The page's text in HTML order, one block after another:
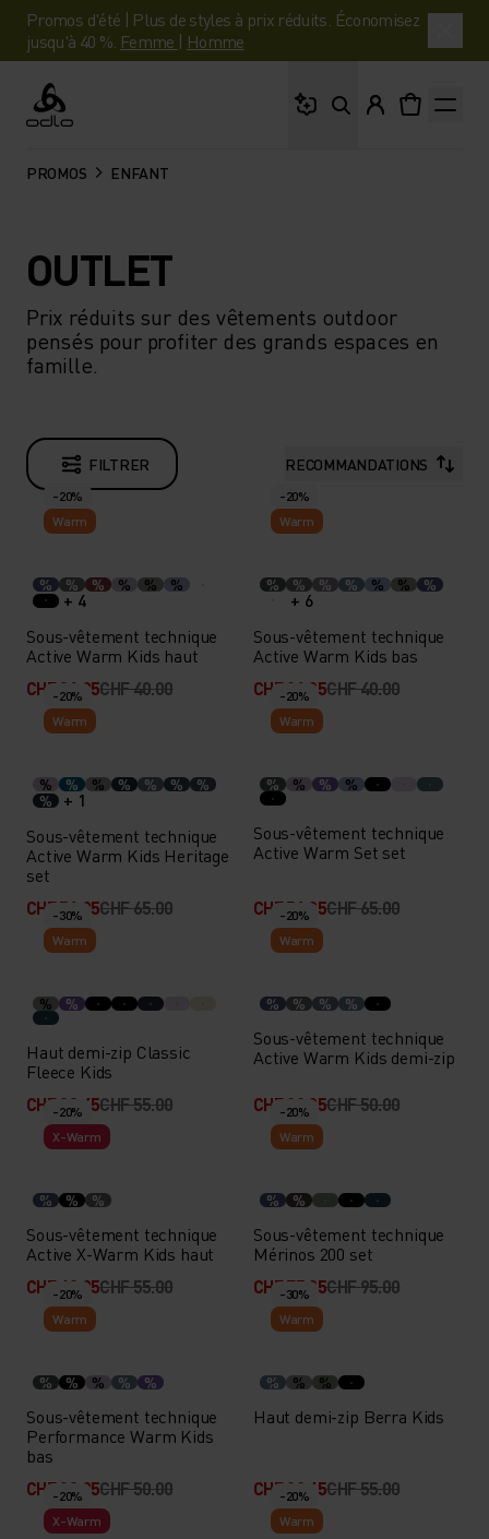
Promos d'été | Plus de styles à prix réduits. Économisez
jusqu'à 40 %. Femme | Homme
Odlo
PROMOS ENFANT
OUTLET
Prix réduits sur des vêtements outdoor
pensés pour profiter des grands espaces en
famille.
FILTRER RECOMMANDATIONS
-20%
Warm
% % % % % %
+ 4
Sous-vêtement technique
Active Warm Kids haut
CHF 31.95CHF 40.00
-20%
Warm
% % % % % % %
+ 6
Sous-vêtement technique
Active Warm Kids bas
CHF 31.95CHF 40.00
-20%
Warm
% % % % % %
%
%
+ 1
Sous-vêtement technique
Active Warm Kids Heritage
set
CHF 51.95CHF 65.00
-20%
Warm
% % % %
Sous-vêtement technique
Active Warm Set set
CHF 51.95CHF 65.00
-30%
Warm
% %
Haut demi-zip Classic
Fleece Kids
CHF 38.45CHF 55.00
-20%
Warm
% % % %
Sous-vêtement technique
Active Warm Kids demi-zip
CHF 39.95CHF 50.00
-20%
X-Warm
% % %
Sous-vêtement technique
Active X-Warm Kids haut
CHF 43.95CHF 55.00
-20%
Warm
% %
Sous-vêtement technique
Mérinos 200 set
CHF 75.95CHF 95.00
-20%
Warm
% % % % %
Sous-vêtement technique
Performance Warm Kids
bas
CHF 39.95CHF 50.00
-30%
Warm
% % %
Haut demi-zip Berra Kids
CHF 38.45CHF 55.00
-20%
X-Warm
-20%
Warm